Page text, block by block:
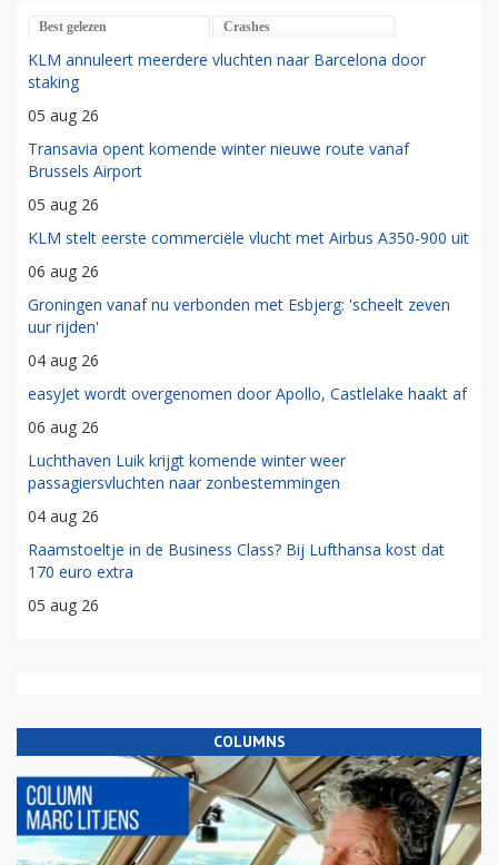
Best gelezen Crashes
KLM annuleert meerdere vluchten naar Barcelona door
staking
05 aug 26
Transavia opent komende winter nieuwe route vanaf
Brussels Airport
05 aug 26
KLM stelt eerste commerciële vlucht met Airbus A350-900 uit
06 aug 26
Groningen vanaf nu verbonden met Esbjerg: 'scheelt zeven
uur rijden'
04 aug 26
easyJet wordt overgenomen door Apollo, Castlelake haakt af
06 aug 26
Luchthaven Luik krijgt komende winter weer
passagiersvluchten naar zonbestemmingen
04 aug 26
Raamstoeltje in de Business Class? Bij Lufthansa kost dat
170 euro extra
05 aug 26
COLUMNS